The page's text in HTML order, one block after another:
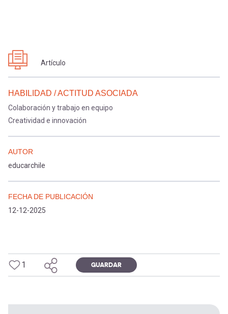
Artículo
HABILIDAD / ACTITUD ASOCIADA
Colaboración y trabajo en equipo
Creatividad e innovación
AUTOR
educarchile
FECHA DE PUBLICACIÓN
12-12-2025
1 GUARDAR